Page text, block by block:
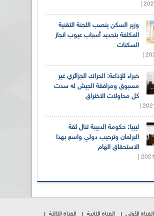
وزير السكن ينصب اللجنة التقنية
المكلفة بتحديد أسباب عيوب انجاز
السكنات
خبراء للإذاعة: الحراك الجزائري غير
مسبوق ومرافقة الجيش له سدت
كل محاولات الاختراق
ليبيا: حكومة الدبيبة تنال ثقة
البرلمان وترحيب دولي واسع بهذا
الاستحقاق الهام
القناة الأولى القناة الثانية القناة الثالثة